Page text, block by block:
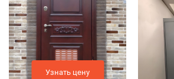
Узнать цену